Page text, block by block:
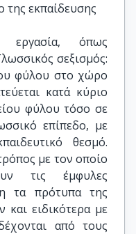
εκπαίδευσης
όπως
σεξισμός:
φύλου στο χώρο
κατά κύριο
φύλου τόσο σε
επίπεδο, με
θεσμό.
με τον οποίο
τις έμφυλες
τα πρότυπα της
και ειδικότερα με
από τους